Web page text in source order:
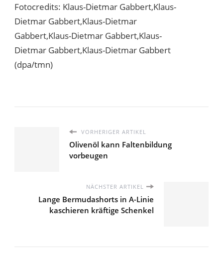
Fotocredits: Klaus-Dietmar Gabbert,Klaus-
Dietmar Gabbert,Klaus-Dietmar
Gabbert,Klaus-Dietmar Gabbert,Klaus-
Dietmar Gabbert,Klaus-Dietmar Gabbert
(dpa/tmn)
VORHERIGER ARTIKEL
Olivenöl kann Faltenbildung
vorbeugen
NÄCHSTER ARTIKEL
Lange Bermudashorts in A-Linie
kaschieren kräftige Schenkel